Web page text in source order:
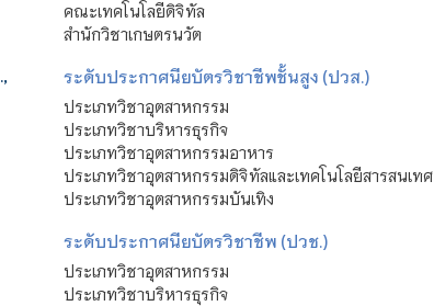
คณะเทคโนโลยีดิจิทัล
สำนักวิชาเกษตรนวัต
ระดับประกาศนียบัตรวิชาชีพชั้นสูง (ปวส.)
ประเภทวิชาอุตสาหกรรม
ประเภทวิชาบริหารธุรกิจ
ประเภทวิชาอุตสาหกรรมอาหาร
ประเภทวิชาอุตสาหกรรมดิจิทัลและเทคโนโลยีสารสนเทศ
ประเภทวิชาอุตสาหกรรมบันเทิง
ระดับประกาศนียบัตรวิชาชีพ (ปวช.)
ประเภทวิชาอุตสาหกรรม
ประเภทวิชาบริหารธุรกิจ